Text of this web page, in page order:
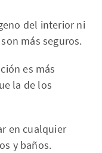
del interior ni
más seguros.
es más
la de los
en cualquier
y baños.